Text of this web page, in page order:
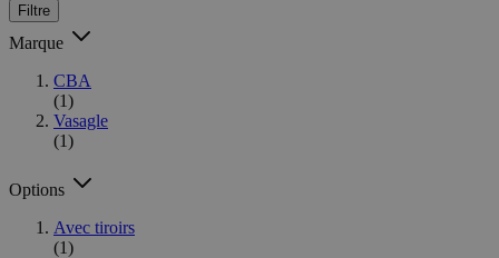
Filtre
Marque
CBA
(1)
Vasagle
(1)
Options
Avec tiroirs
(1)